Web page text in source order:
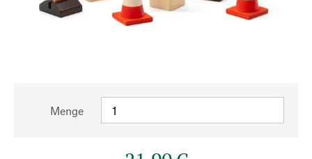
Menge